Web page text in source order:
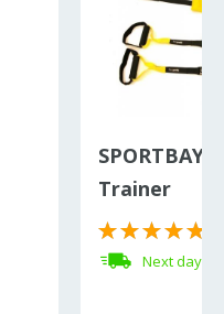
Trainer
Next day